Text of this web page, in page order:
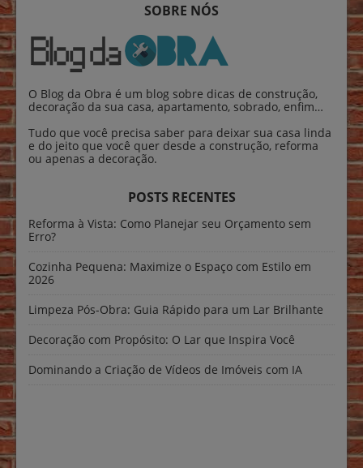
SOBRE NÓS
O Blog da Obra é um blog sobre dicas de construção,
decoração da sua casa, apartamento, sobrado, enfim…
Tudo que você precisa saber para deixar sua casa linda
e do jeito que você quer desde a construção, reforma
ou apenas a decoração.
POSTS RECENTES
Reforma à Vista: Como Planejar seu Orçamento sem
Erro?
Cozinha Pequena: Maximize o Espaço com Estilo em
2026
Limpeza Pós-Obra: Guia Rápido para um Lar Brilhante
Decoração com Propósito: O Lar que Inspira Você
Dominando a Criação de Vídeos de Imóveis com IA